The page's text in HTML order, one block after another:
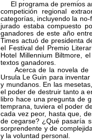
El programa de premios
competición regional
categorías, incluyendo la
jurado estaba compuesto
ganadores de este año
Times actuó de presidenta
el Festival del Premio
Hotel Millennium Biltmore,
textos ganadores.
Acerca de la novela de
Ursula Le Guin para
y mundanos. En las
el poder de destruir tanto a
libro hace una pregunta de
temprana, tuviera el poder
cada vez peor, hasta que,
de cegarse? ¿Qué pasaría
sorprendente y de
y la voluntad personal.